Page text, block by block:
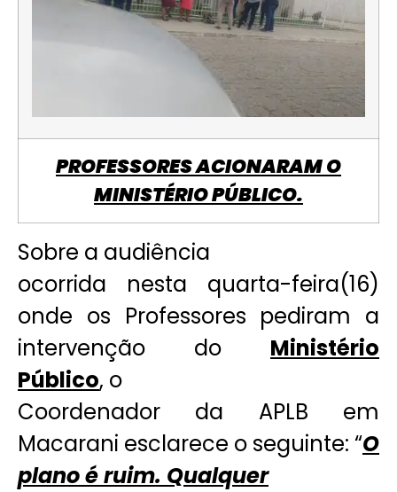
PROFESSORES ACIONARAM O
MINISTÉRIO PÚBLICO.
Sobre a audiência
ocorrida nesta quarta-feira(16)
onde os Professores pediram a
intervenção do Ministério
Público, o
Coordenador da APLB em
Macarani esclarece o seguinte: “O
plano é ruim. Qualquer